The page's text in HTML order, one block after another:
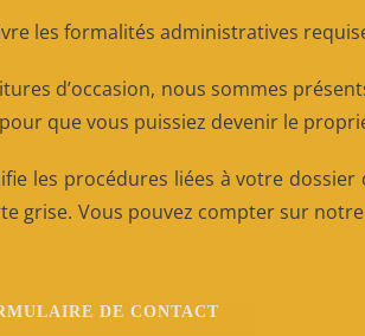
les formalités administratives
d’occasion, nous sommes
que vous puissiez devenir le
les procédures liées à votre
grise. Vous pouvez compter sur
DE CONTACT